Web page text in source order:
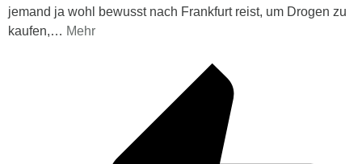
jemand ja wohl bewusst nach Frankfurt reist, um Drogen zu
kaufen,… Mehr